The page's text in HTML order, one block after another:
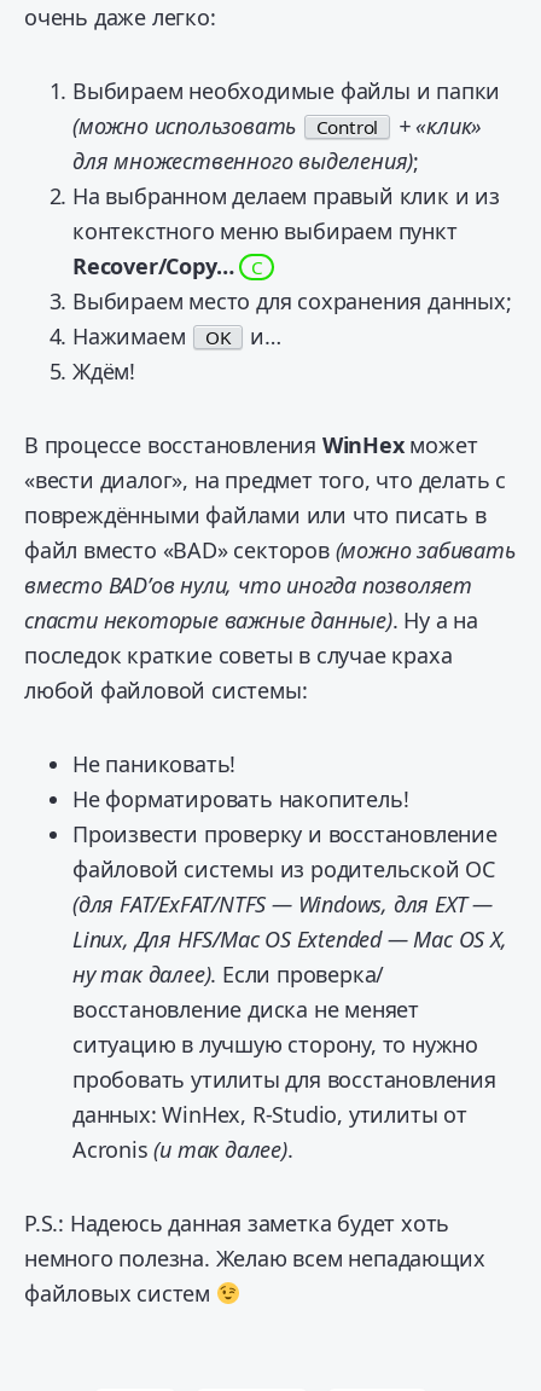
очень даже легко:
Выбираем необходимые файлы и папки
(можно использовать
Control
+ «клик»
для множественного выделения);
На выбранном делаем правый клик и из
контекстного меню выбираем пункт
Recover/Copy…
C
Выбираем место для сохранения данных;
Нажимаем
OK
и…
Ждём!
В процессе восстановления WinHexможет
«вести диалог», на предмет того, что делать с
повреждёнными файлами или что писать в
файл вместо «BAD» секторов (можно забивать
вместо BAD’ов нули, что иногда позволяет
спасти некоторые важные данные). Ну а на
последок краткие советы в случае краха
любой файловой системы:
Не паниковать!
Не форматировать накопитель!
Произвести проверку и восстановление
файловой системы из родительской ОС
(для FAT/ExFAT/NTFS — Windows, для EXT —
Linux, Для HFS/Mac OS Extended — Mac OS X,
ну так далее). Если проверка/
восстановление диска не меняет
ситуацию в лучшую сторону, то нужно
пробовать утилиты для восстановления
данных: WinHex, R-Studio, утилиты от
Acronis(и так далее).
P.S.: Надеюсь данная заметка будет хоть
немного полезна. Желаю всем непадающих
файловых систем